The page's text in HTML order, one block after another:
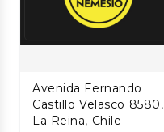
Avenida Fernando
Castillo Velasco 8580,
La Reina, Chile